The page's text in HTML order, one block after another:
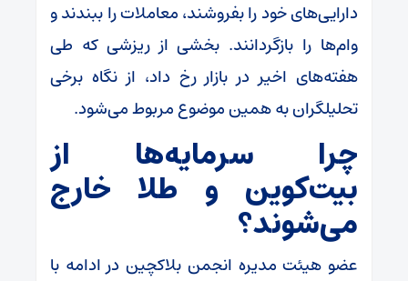
دارایی‌های خود را بفروشند، معاملات را ببندند و
وام‌ها را بازگردانند. بخشی از ریزشی که طی
هفته‌های اخیر در بازار رخ داد، از نگاه برخی
تحلیلگران به همین موضوع مربوط می‌شود.
چرا سرمایه‌ها از
بیت‌کوین و طلا خارج
می‌شوند؟
عضو هیئت مدیره انجمن بلاکچین در ادامه با